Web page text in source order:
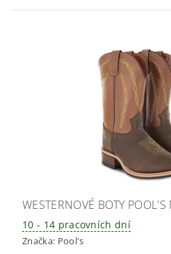
WESTERNOVÉ BOTY
10 - 14 pracovních dní
Značka: Pool's